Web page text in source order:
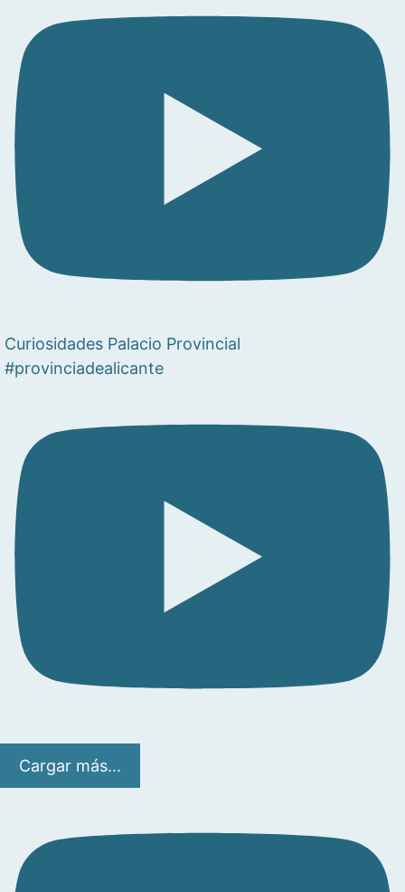
Curiosidades Palacio Provincial
#provinciadealicante
Cargar más...